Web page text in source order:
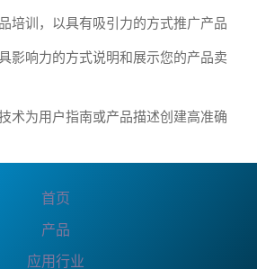
培训，以具有吸引力的方式推广产品
影响力的方式说明和展示您的产品卖
术为用户指南或产品描述创建高准确
首页
产品
应用行业